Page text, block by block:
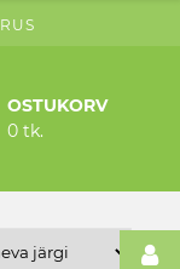
RUS
OSTUKORV
0 tk.